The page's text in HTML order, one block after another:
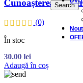
Search
Cunoașterea prin
(0)
În stoc
30.00 lei
Adaugă în coș